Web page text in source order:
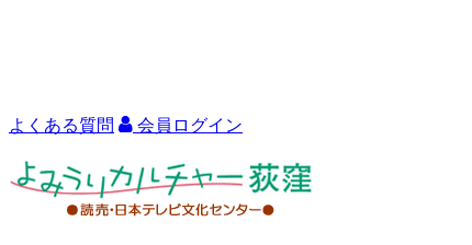
よくある質問 会員ログイン